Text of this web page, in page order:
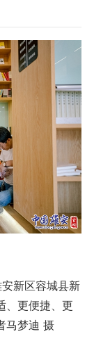
新区容城县新
、更便捷、更
马梦迪 摄